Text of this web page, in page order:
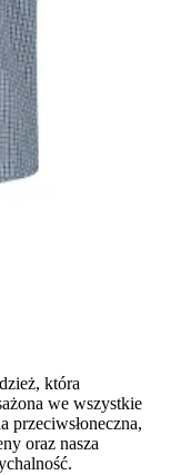
która
we wszystkie
przeciwsłoneczna,
oraz nasza